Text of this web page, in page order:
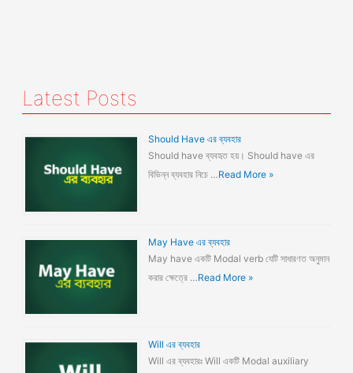
Latest Posts
Should Have এর ব্যবহার
Should have ব্যবহৃত হয়। Should have এর
বিভিন্ন ব্যবহার নিচে …Read More »
May Have এর ব্যবহার
May have একটি Modal verb যেটি সাধারণত অনুমান
করার ক্ষেত্রে …Read More »
Will এর ব্যবহার
Will এর ব্যবহারঃ Will একটি Modal auxiliary